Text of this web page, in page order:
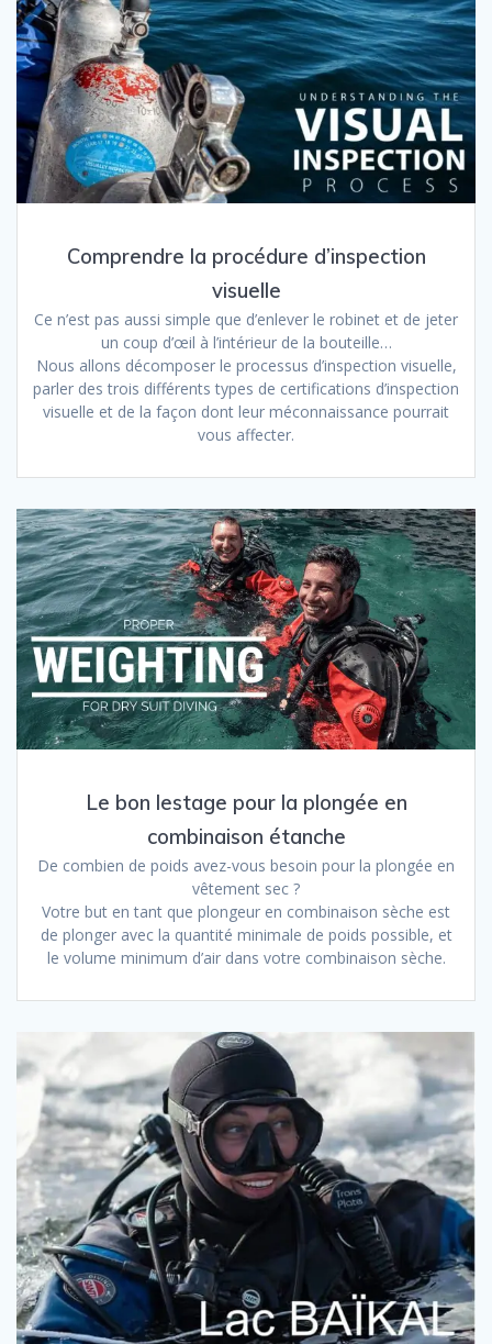
Comprendre la procédure d’inspection
visuelle
Ce n’est pas aussi simple que d’enlever le robinet et de jeter
un coup d’œil à l’intérieur de la bouteille…
Nous allons décomposer le processus d’inspection visuelle,
parler des trois différents types de certifications d’inspection
visuelle et de la façon dont leur méconnaissance pourrait
vous affecter.
Le bon lestage pour la plongée en
combinaison étanche
De combien de poids avez-vous besoin pour la plongée en
vêtement sec ?
Votre but en tant que plongeur en combinaison sèche est
de plonger avec la quantité minimale de poids possible, et
le volume minimum d’air dans votre combinaison sèche.